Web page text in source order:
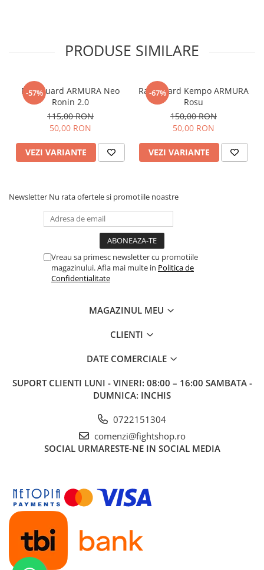
PRODUSE SIMILARE
-57%
Rashguard ARMURA Neo
Ronin 2.0
115,00 RON
50,00 RON
VEZI VARIANTE
-67%
Rashguard Kempo ARMURA
Rosu
150,00 RON
50,00 RON
VEZI VARIANTE
Newsletter Nu rata ofertele si promotiile noastre
Vreau sa primesc newsletter cu promotiile
magazinului. Afla mai multe in Politica de
Confidentialitate
MAGAZINUL MEU
CLIENTI
DATE COMERCIALE
SUPORT CLIENTI LUNI - VINERI: 08:00 – 16:00 SAMBATA -
DUMNICA: INCHIS
0722151304
comenzi@fightshop.ro
SOCIAL URMARESTE-NE IN SOCIAL MEDIA